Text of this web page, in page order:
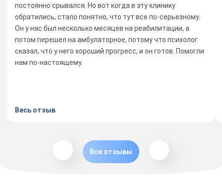
постоянно срывался. Но вот когда в эту клинику
обратились, стало понятно, что тут все по-серьезному.
Он у нас был несколько месяцев на реабилитации, а
потом перешел на амбулаторное, потому что психолог
сказал, что у него хороший прогресс, и он готов. Помогли
нам по-настоящему.
Весь отзыв
Все отзывы